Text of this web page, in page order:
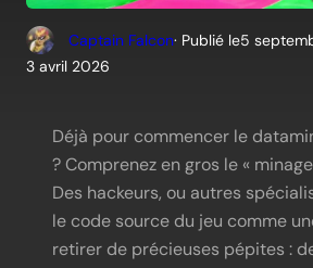
Captain Falcon· Publié le5
3 avril 2026
Déjà pour commencer le
? Comprenez en gros le «
Des hackeurs, ou autres
le code source du jeu comme
retirer de précieuses pépites :